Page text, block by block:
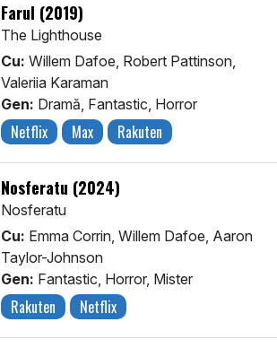
Farul (2019)
The Lighthouse
Cu: Willem Dafoe, Robert Pattinson,
Valeriia Karaman
Gen: Dramă, Fantastic, Horror
Netflix Max Rakuten
Nosferatu (2024)
Nosferatu
Cu: Emma Corrin, Willem Dafoe, Aaron
Taylor-Johnson
Gen: Fantastic, Horror, Mister
Rakuten Netflix